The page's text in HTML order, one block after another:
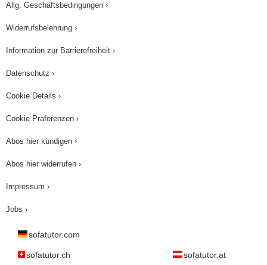
Allg. Geschäftsbedingungen ›
Widerrufsbelehrung ›
Information zur Barrierefreiheit ›
Datenschutz ›
Cookie Details ›
Cookie Präferenzen ›
Abos hier kündigen ›
Abos hier widerrufen ›
Impressum ›
Jobs ›
sofatutor.com
sofatutor.ch sofatutor.at